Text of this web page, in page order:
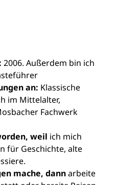
2006. Außerdem bin ich
an: Klassische
im Mittelalter,
Fachwerk
weil ich mich
für Geschichte, alte
mache, dannarbeite